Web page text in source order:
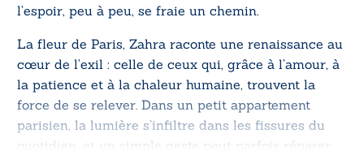
l’espoir, peu à peu, se fraie un chemin.
La fleur de Paris, Zahra raconte une renaissance au
cœur de l’exil : celle de ceux qui, grâce à l’amour, à
la patience et à la chaleur humaine, trouvent la
force de se relever. Dans un petit appartement
parisien, la lumière s’infiltre dans les fissures du
quotidien, et un simple geste peut parfois réparer